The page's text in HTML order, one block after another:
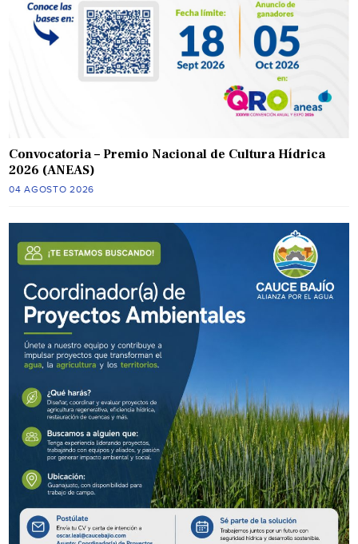
Convocatoria – Premio Nacional de Cultura Hídrica
2026 (ANEAS)
04 AGOSTO 2026